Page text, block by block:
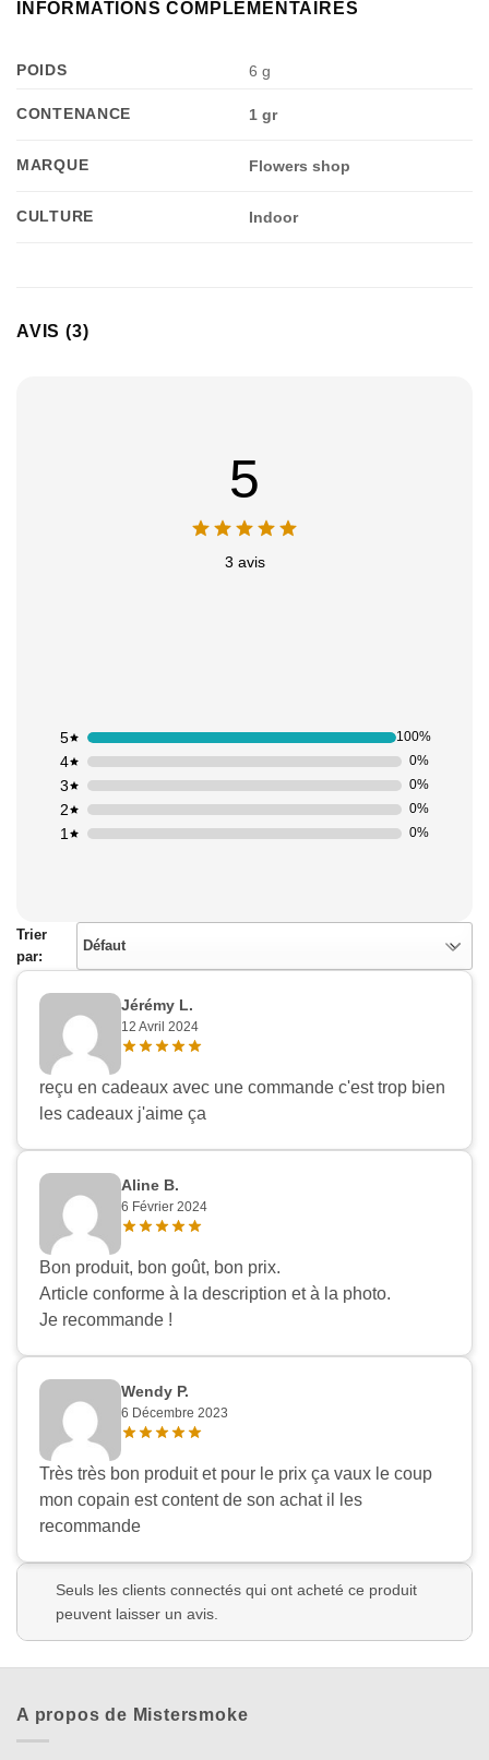
INFORMATIONS COMPLÉMENTAIRES
POIDS 6 g
CONTENANCE 1 gr
MARQUE Flowers shop
CULTURE Indoor
AVIS (3)
5
3 avis
1 0%
2 0%
3 0%
4 0%
5 100%
Trier
par:
Défaut
Jérémy L.
12 Avril 2024
reçu en cadeaux avec une commande c'est trop bien
les cadeaux j'aime ça
Aline B.
6 Février 2024
Bon produit, bon goût, bon prix.
Article conforme à la description et à la photo.
Je recommande !
Wendy P.
6 Décembre 2023
Très très bon produit et pour le prix ça vaux le coup
mon copain est content de son achat il les
recommande
Seuls les clients connectés qui ont acheté ce produit
peuvent laisser un avis.
A propos de Mistersmoke
Appliquer les filtres